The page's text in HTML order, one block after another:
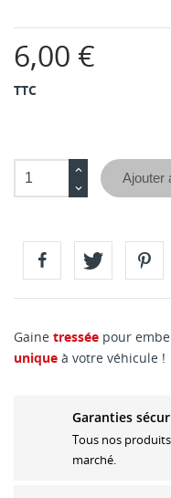
6,00 €
TTC
Ajouter
Gaine tressée pour
unique à votre véhicule !
Garanties
Tous nos
marché.